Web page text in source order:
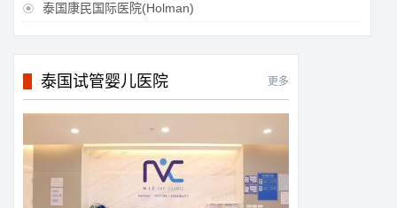
 泰国康民国际医院(Holman)
泰国试管婴儿医院 更多